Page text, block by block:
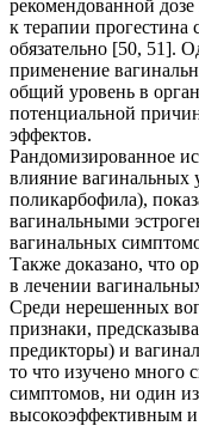
рекомендованной
к терапии
обязательно [50, 51].
применение
общий уровень в
потенциальной
эффектов.
Рандомизированное
влияние вагинальных
поликарбофила),
вагинальными
вагинальных
Также доказано, что
в лечении
Среди нерешенных
признаки,
предикторы) и
то что изучено много
симптомов, ни один
высокоэффективным